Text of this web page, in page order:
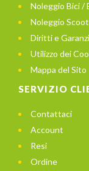
Noleggio Bici /
Noleggio
Diritti e
Utilizzo dei
Mappa del Sito
SERVIZIO
Contattaci
Account
Resi
Ordine